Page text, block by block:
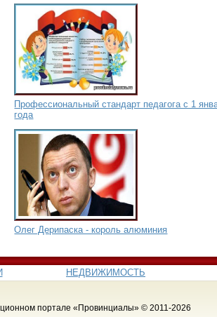
Профессиональный стандарт педагога с 1
года
Олег Дерипаска - король алюминия
НЕДВИЖИМОСТЬ
портале «Провинциалы» © 2011-2026